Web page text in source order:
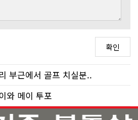
부근에서 골프 치실분..
와 메이 투포